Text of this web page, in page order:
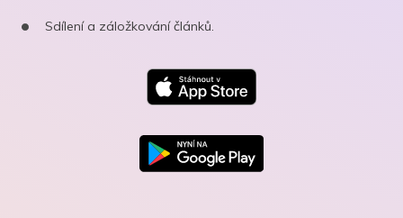
Sdílení a záložkování článků.